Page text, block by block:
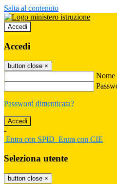
Salta al contenuto
Accedi
Accedi
button close ×
Nome
Password dimenticata?
-
Entra con SPID Entra con CIE
Seleziona utente
button close ×